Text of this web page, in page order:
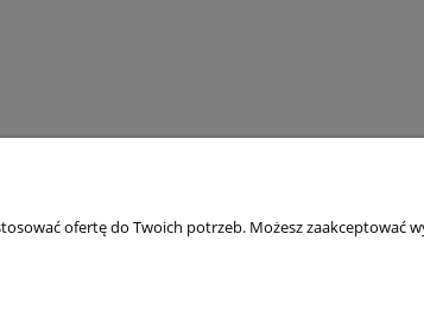
Składanie zamówień
ofertę do Twoich potrzeb. Możesz zaakceptować